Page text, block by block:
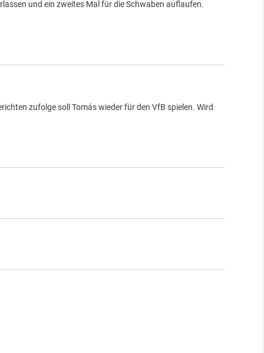
und ein zweites Mal für die Schwaben auflaufen.
zufolge soll Tomás wieder für den VfB spielen. Wird